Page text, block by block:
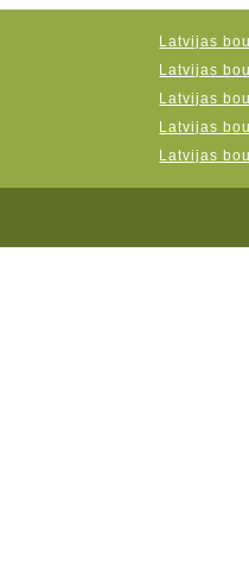
Latvijas
Latvijas
Latvijas
Latvijas
Latvijas